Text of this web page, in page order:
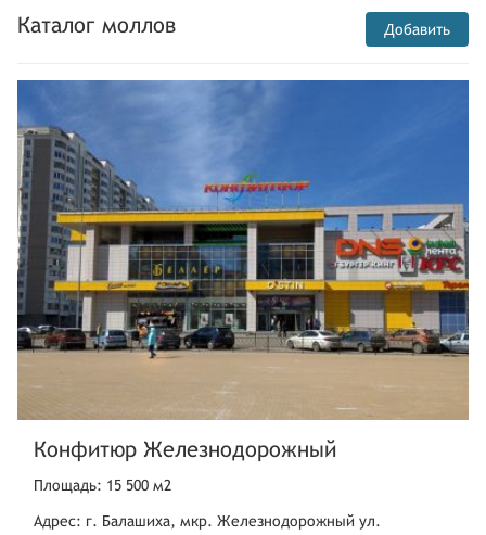
Каталог моллов Добавить
Конфитюр Железнодорожный
Площадь: 15 500 м2
Адрес: г. Балашиха, мкр. Железнодорожный ул.